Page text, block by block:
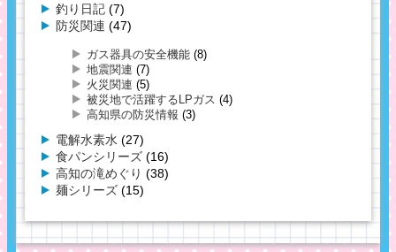
釣り日記 (7)
防災関連 (47)
ガス器具の安全機能 (8)
地震関連 (7)
火災関連 (5)
被災地で活躍するLPガス (4)
高知県の防災情報 (3)
電解水素水 (27)
食パンシリーズ (16)
高知の滝めぐり (38)
麺シリーズ (15)